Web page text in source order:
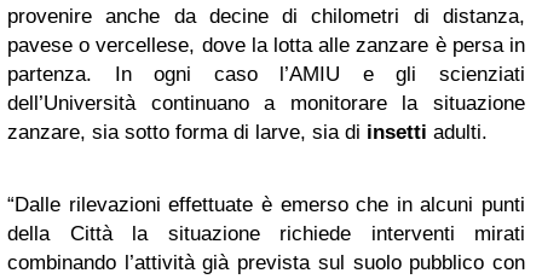
provenire anche da decine di chilometri di distanza,
pavese o vercellese, dove la lotta alle zanzare è persa in
partenza. In ogni caso l’AMIU e gli scienziati
dell’Università continuano a monitorare la situazione
zanzare, sia sotto forma di larve, sia di insetti adulti.
“Dalle rilevazioni effettuate è emerso che in alcuni punti
della Città la situazione richiede interventi mirati
combinando l’attività già prevista sul suolo pubblico con